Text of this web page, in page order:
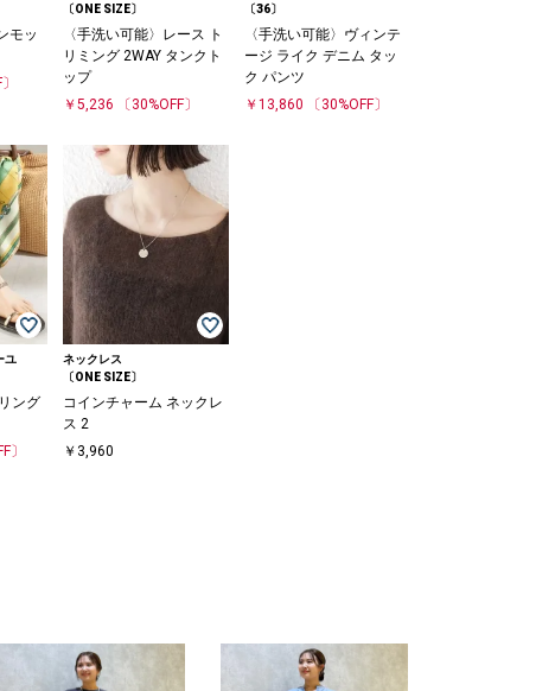
モッ
〔ONE SIZE〕
〈手洗い可能〉レース ト
リミング 2WAY タンクト
ップ
￥5,236
〔30%OFF〕
〔36〕
〈手洗い可能〉ヴィンテ
ージ ライク デニム タッ
ク パンツ
￥13,860
〔30%OFF〕
ユ
ング
〕
ネックレス
〔ONE SIZE〕
コインチャーム ネックレ
ス 2
￥3,960